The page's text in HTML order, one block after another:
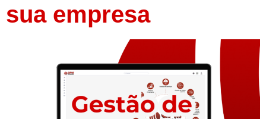
sua empresa